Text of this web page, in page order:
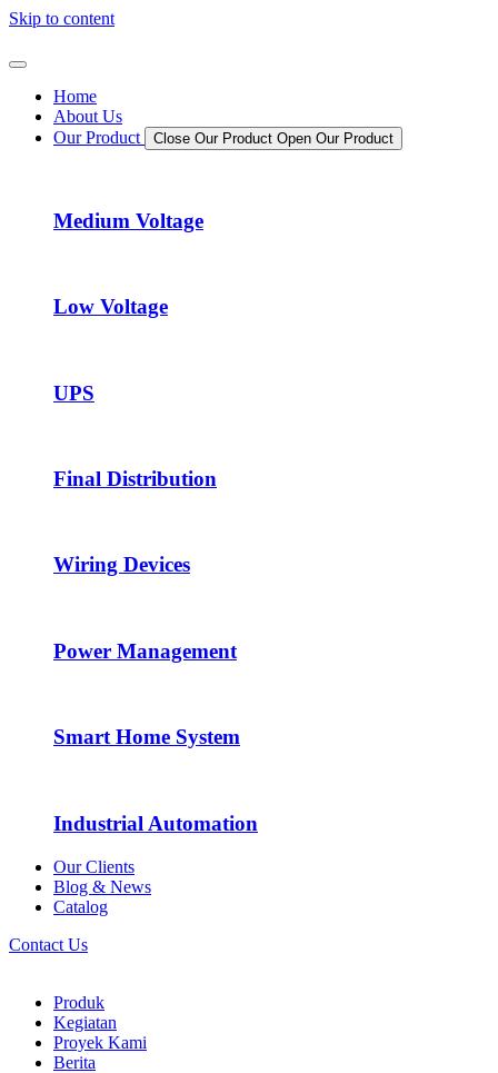
Skip to content
Home
About Us
Our Product
Close Our Product Open Our Product
Medium Voltage
Low Voltage
UPS
Final Distribution
Wiring Devices
Power Management
Smart Home System
Industrial Automation
Our Clients
Blog & News
Catalog
Contact Us
Produk
Kegiatan
Proyek Kami
Berita